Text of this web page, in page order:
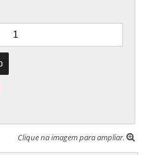
Clique na imagem para ampliar.